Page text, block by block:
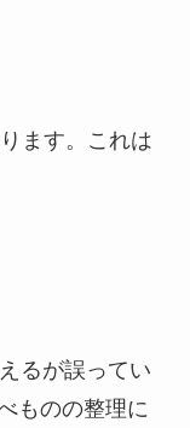
ます。これは
るが誤ってい
ものの整理に